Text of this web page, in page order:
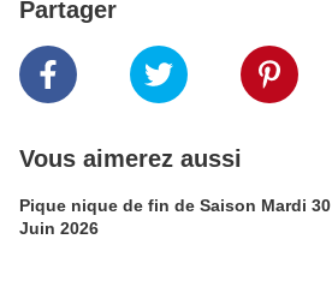
Partager
Vous aimerez aussi
Pique nique de fin de Saison Mardi 30
Juin 2026